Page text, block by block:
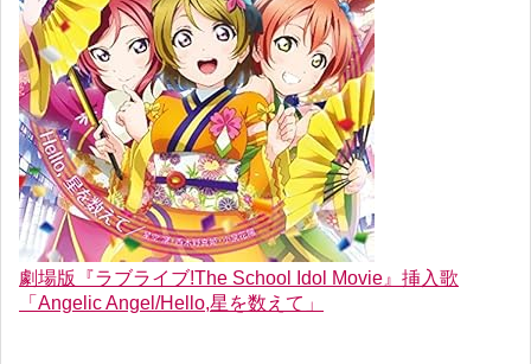
劇場版『ラブライブ!The School Idol Movie』挿入歌
「Angelic Angel/Hello,星を数えて」